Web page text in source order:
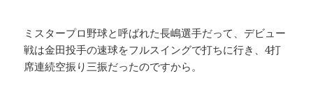
ミスタープロ野球と呼ばれた長嶋選手だって、デビュー
戦は金田投手の速球をフルスイングで打ちに行き、4打
席連続空振り三振だったのですから。